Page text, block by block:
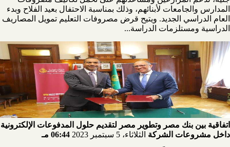
المدارس والجامعات لأبنائهم، وذلك بمناسبة الاحتفال بعيد الفلاح وبدء
العام الدراسي الجديد. ويتيح قرض مصروفات التعليم تمويل المصاريف
الدراسية ومستلزمات الدراسة...
اتفاقية بين بنك مصر وتطوير مصر لتقديم حلول المدفوعات الإلكترونية
داخل مشروعات الشركة الثلاثاء، 5 سبتمبر 2023 06:44 مـ